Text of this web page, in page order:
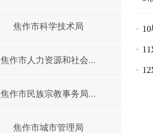
焦作市科学技术局
焦作市人力资源和社会...
焦作市民族宗教事务局...
焦作市城市管理局